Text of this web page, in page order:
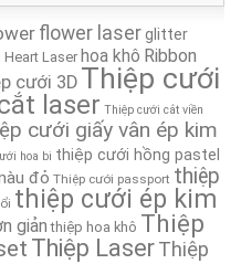
flower laserglitter
Heart Laser hoa khô Ribbon
cưới 3D Thiệp cưới
laser Thiệp cưới cắt viền
cưới giấy vân ép kim
hoa bi thiệp cưới hồng pastel
đỏ Thiệp cưới passport thiệp
thiệp cưới ép kim
giản thiệp hoa khô Thiệp
Thiệp LaserThiệp